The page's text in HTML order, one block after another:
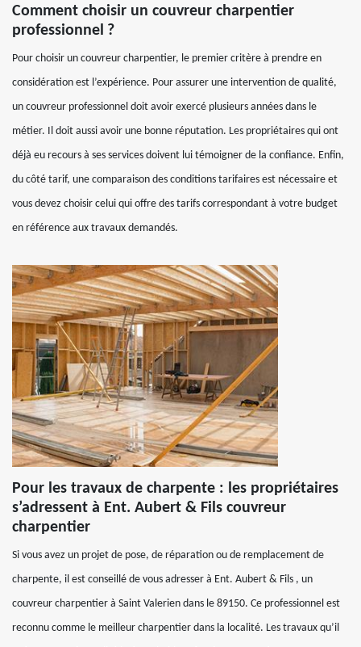
Comment choisir un couvreur charpentier
professionnel ?
Pour choisir un couvreur charpentier, le premier critère à prendre en
considération est l’expérience. Pour assurer une intervention de qualité,
un couvreur professionnel doit avoir exercé plusieurs années dans le
métier. Il doit aussi avoir une bonne réputation. Les propriétaires qui ont
déjà eu recours à ses services doivent lui témoigner de la confiance. Enfin,
du côté tarif, une comparaison des conditions tarifaires est nécessaire et
vous devez choisir celui qui offre des tarifs correspondant à votre budget
en référence aux travaux demandés.
Pour les travaux de charpente : les propriétaires
s’adressent à Ent. Aubert & Fils couvreur
charpentier
Si vous avez un projet de pose, de réparation ou de remplacement de
charpente, il est conseillé de vous adresser à Ent. Aubert & Fils , un
couvreur charpentier à Saint Valerien dans le 89150. Ce professionnel est
reconnu comme le meilleur charpentier dans la localité. Les travaux qu’il